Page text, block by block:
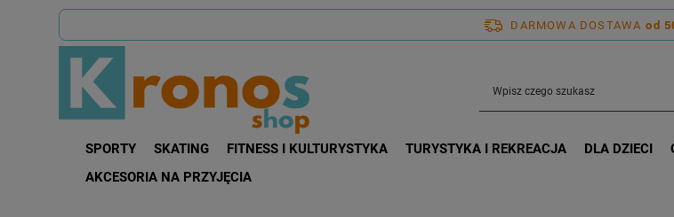
DARMOWA DOSTAWA od
SPORTY SKATING FITNESS I KULTURYSTYKA TURYSTYKA I REKREACJA DLA DZIECI
AKCESORIA NA PRZYJĘCIA